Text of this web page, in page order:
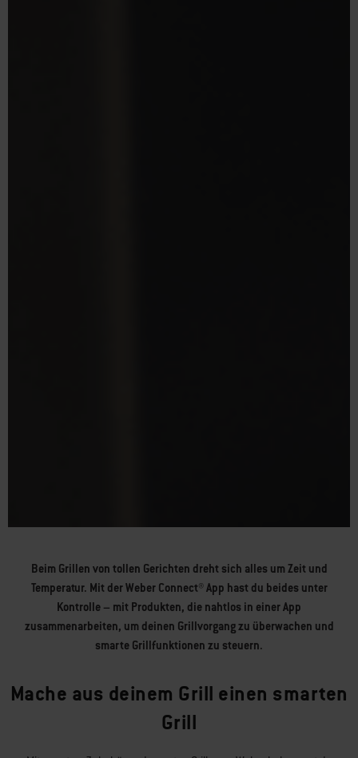
Beim Grillen von tollen Gerichten dreht sich alles um Zeit und
Temperatur. Mit der Weber Connect® App hast du beides unter
Kontrolle – mit Produkten, die nahtlos in einer App
zusammenarbeiten, um deinen Grillvorgang zu überwachen und
smarte Grillfunktionen zu steuern.
Mache aus deinem Grill einen smarten
Grill